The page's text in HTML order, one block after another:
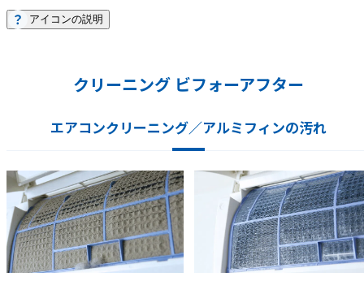
アイコンの説明
クリーニング ビフォーアフター
エアコンクリーニング／アルミフィンの汚れ